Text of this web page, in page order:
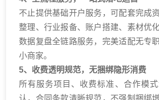
不止提供基础开户服务，可配套完成
整理、行业报备、账户搭建、素材优
数据复盘全链路服务，完美适配无专
小商家。
5、收费透明规范，无捆绑隐形消费
所有服务项目、收费标准、合作模
认，合同条款清晰规范，不强制捆绑